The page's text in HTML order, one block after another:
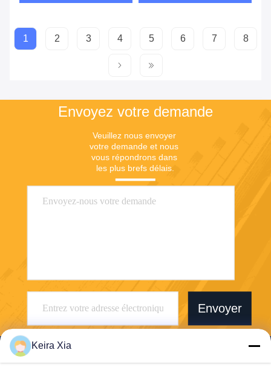
1 2 3 4 5 6 7 8
Envoyez votre demande
Veuillez nous envoyer
votre demande et nous
vous répondrons dans
les plus brefs délais.
Envoyer
Keira Xia